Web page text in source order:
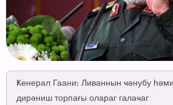
Ҝенерал Гаани: Ливаннын ҹәнубу
дирәниш торпағы олараг галаҹаг